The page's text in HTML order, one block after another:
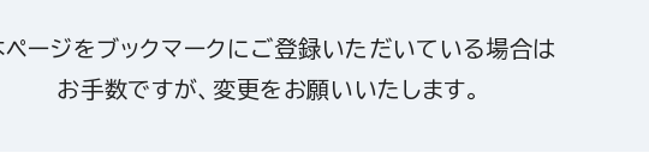
ページをブックマークにご登録いただいている場合は
お手数ですが、変更をお願いいたします。